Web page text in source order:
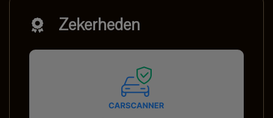
Zekerheden